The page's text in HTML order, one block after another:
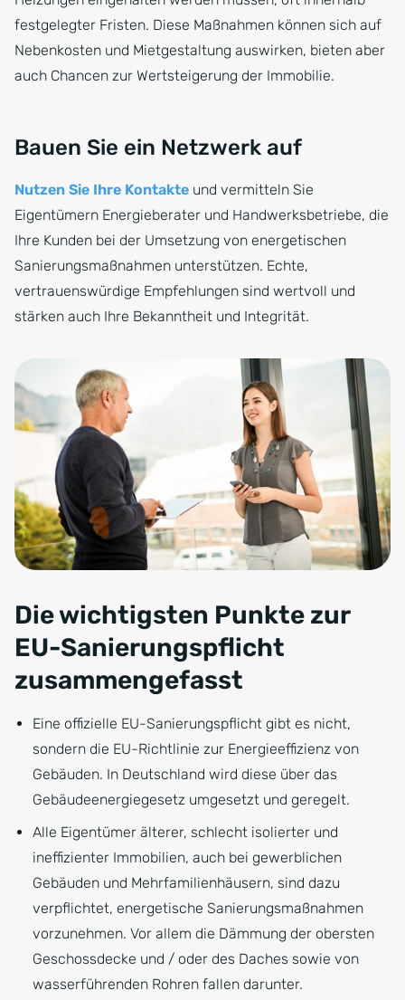
festgelegter Fristen. Diese Maßnahmen können sich auf
Nebenkosten und Mietgestaltung auswirken, bieten aber
auch Chancen zur Wertsteigerung der Immobilie.
Bauen Sie ein Netzwerk auf
Nutzen Sie Ihre Kontakte und vermitteln Sie
Eigentümern Energieberater und Handwerksbetriebe, die
Ihre Kunden bei der Umsetzung von energetischen
Sanierungsmaßnahmen unterstützen. Echte,
vertrauenswürdige Empfehlungen sind wertvoll und
stärken auch Ihre Bekanntheit und Integrität.
Die wichtigsten Punkte zur
EU-Sanierungspflicht
zusammengefasst
Eine offizielle EU-Sanierungspflicht gibt es nicht,
sondern die EU-Richtlinie zur Energieeffizienz von
Gebäuden. In Deutschland wird diese über das
Gebäudeenergiegesetz umgesetzt und geregelt.
Alle Eigentümer älterer, schlecht isolierter und
ineffizienter Immobilien, auch bei gewerblichen
Gebäuden und Mehrfamilienhäusern, sind dazu
verpflichtet, energetische Sanierungsmaßnahmen
vorzunehmen. Vor allem die Dämmung der obersten
Geschossdecke und / oder des Daches sowie von
wasserführenden Rohren fallen darunter.